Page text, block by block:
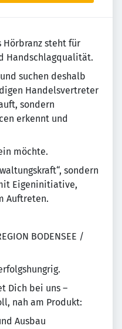
Hörbranz steht für
Handschlagqualität.
suchen deshalb
Handelsvertreter
sondern
erkennt und
möchte.
sondern
Eigeninitiative,
Auftreten.
BODENSEE /
Dich bei uns –
nah am Produkt:
Ausbau